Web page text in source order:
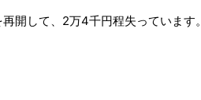
開して、2万4千円程失っています。